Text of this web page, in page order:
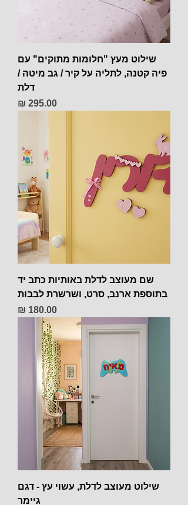
שילוט מעץ "חלומות מתוקים" עם
פיה קטנה, לתליה על קיר / גב מיטה /
דלת
מחיר
שם מעוצב לדלת באותיות כתב יד
בתוספת ארנב, סרט, ושרשרת לבבות
מחיר
שילוט מעוצב לדלת, עשוי עץ - דגם
גיימר